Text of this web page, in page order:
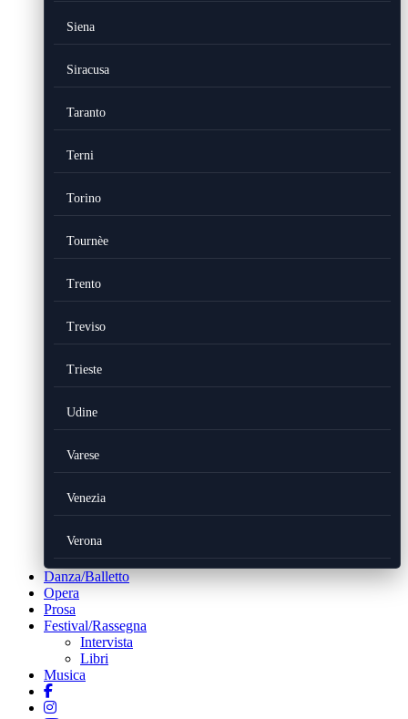
Siena
Siracusa
Taranto
Terni
Torino
Tournèe
Trento
Treviso
Trieste
Udine
Varese
Venezia
Verona
Danza/Balletto
Opera
Prosa
Festival/Rassegna
Intervista
Libri
Musica